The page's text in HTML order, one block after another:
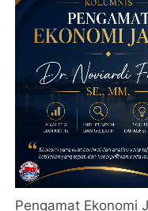
Pengamat Ekonomi